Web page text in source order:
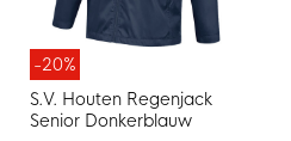
-20%
S.V. Houten Regenjack
Senior Donkerblauw